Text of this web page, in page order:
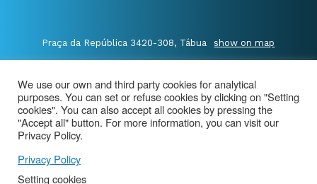
Praça da República 3420-308, Tábua show on map
E.geral@cm-tabua.pt
@Município de Tábua | Site Map | privacy policy
|
Aviso de Privacidade - Videovigilância
We use our own and third party cookies for analytical
purposes. You can set or refuse cookies by clicking on "Setting
cookies". You can also accept all cookies by pressing the
"Accept all" button. For more information, you can visit our
Privacy Policy.
Privacy Policy
Setting cookies